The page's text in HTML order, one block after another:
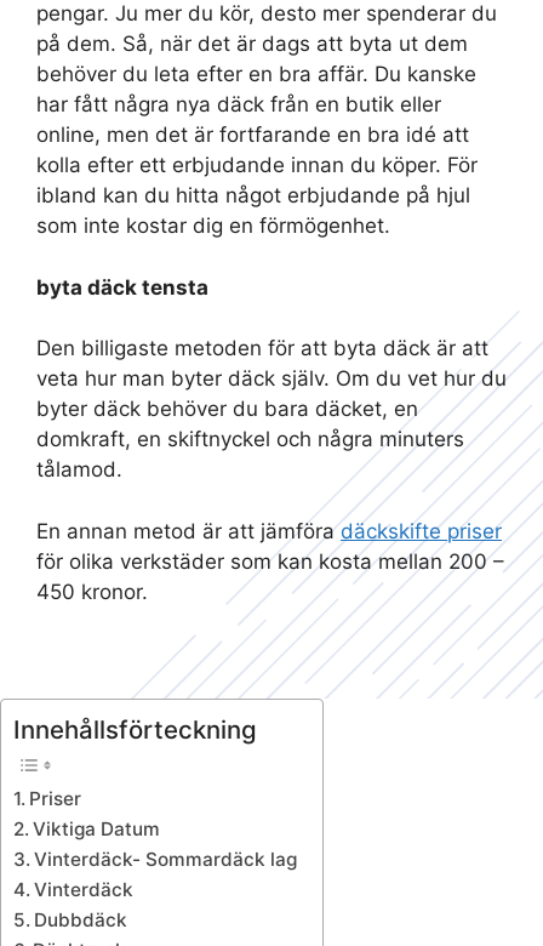
pengar. Ju mer du kör, desto mer spenderar du
på dem. Så, när det är dags att byta ut dem
behöver du leta efter en bra affär. Du kanske
har fått några nya däck från en butik eller
online, men det är fortfarande en bra idé att
kolla efter ett erbjudande innan du köper. För
ibland kan du hitta något erbjudande på hjul
som inte kostar dig en förmögenhet.
byta däck tensta
Den billigaste metoden för att byta däck är att
veta hur man byter däck själv. Om du vet hur du
byter däck behöver du bara däcket, en
domkraft, en skiftnyckel och några minuters
tålamod.
En annan metod är att jämföradäckskifte priser
för olika verkstäder som kan kosta mellan 200 –
450 kronor.
Innehållsförteckning
Priser
Viktiga Datum
Vinterdäck- Sommardäck lag
Vinterdäck
Dubbdäck